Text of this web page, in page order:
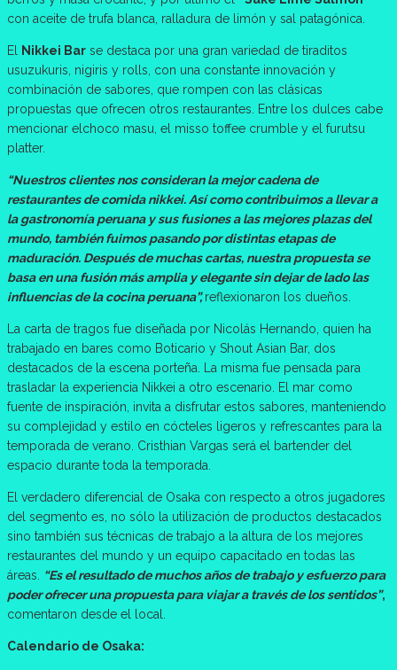
con aceite de trufa blanca, ralladura de limón y sal patagónica.
El Nikkei Bar se destaca por una gran variedad de tiraditos
usuzukuris, nigiris y rolls, con una constante innovación y
combinación de sabores, que rompen con las clásicas
propuestas que ofrecen otros restaurantes. Entre los dulces cabe
mencionar elchoco masu, el misso toffee crumble y el furutsu
platter.
“Nuestros clientes nos consideran la mejor cadena de
restaurantes de comida nikkei. Así como contribuimos a llevar a
la gastronomía peruana y sus fusiones a las mejores plazas del
mundo, también fuimos pasando por distintas etapas de
maduración. Después de muchas cartas, nuestra propuesta se
basa en una fusión más amplia y elegante sin dejar de lado las
influencias de la cocina peruana”,reflexionaron los dueños.
La carta de tragos fue diseñada por Nicolás Hernando, quien ha
trabajado en bares como Boticario y Shout Asian Bar, dos
destacados de la escena porteña. La misma fue pensada para
trasladar la experiencia Nikkei a otro escenario. El mar como
fuente de inspiración, invita a disfrutar estos sabores, manteniendo
su complejidad y estilo en cócteles ligeros y refrescantes para la
temporada de verano. Cristhian Vargas será el bartender del
espacio durante toda la temporada.
El verdadero diferencial de Osaka con respecto a otros jugadores
del segmento es, no sólo la utilización de productos destacados
sino también sus técnicas de trabajo a la altura de los mejores
restaurantes del mundo y un equipo capacitado en todas las
áreas.
“Es el resultado de muchos años de trabajo y esfuerzo para
poder ofrecer una propuesta para viajar a través de los sentidos”,
comentaron desde el local.
Calendario de Osaka: